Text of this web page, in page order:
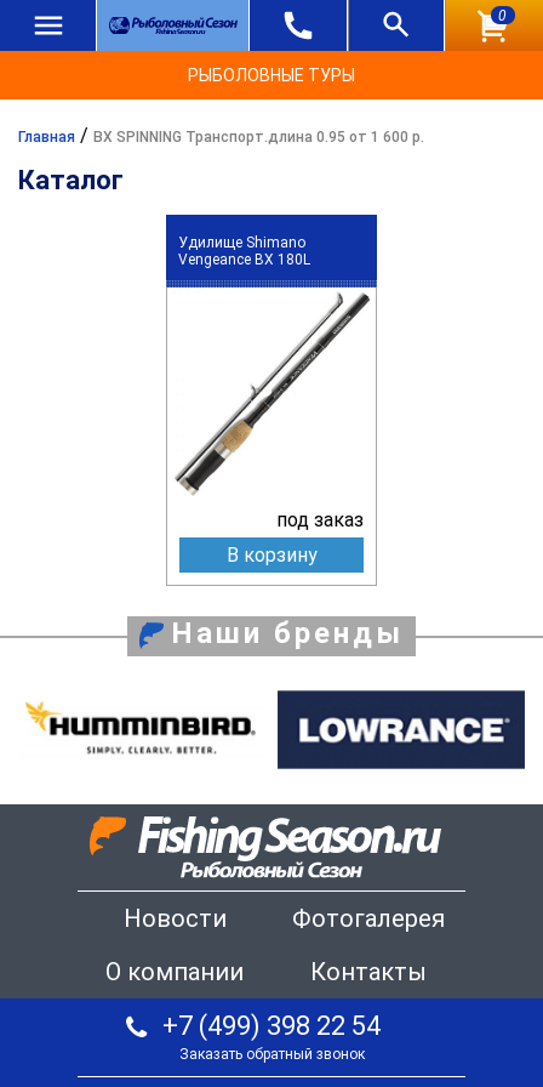
0
РЫБОЛОВНЫЕ ТУРЫ
Главная / BX SPINNING Транспорт.длина 0.95 от 1 600 р.
Каталог
Удилище Shimano
Vengeance BX 180L
под заказ
В корзину
Наши бренды
Новости
Фотогалерея
О компании
Контакты
+7 (499) 398 22 54
Заказать обратный звонок